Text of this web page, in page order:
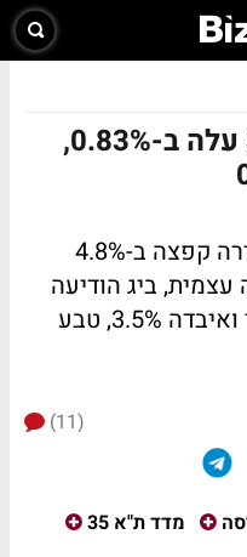
עליות שערים: ת"א 35 עלה ב-0.83%,
ת"א 90 עלה ב-0.9%. נייר חדרה קפצה ב-4.8%
ביג הודיעה
על בחינה של הנפקה לציבור ואיבדה 3.5%, טבע
(11)
מדד ת"א 35